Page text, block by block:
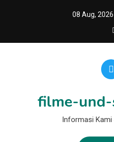
08 Aug, 2026
filme-
Informasi Kami